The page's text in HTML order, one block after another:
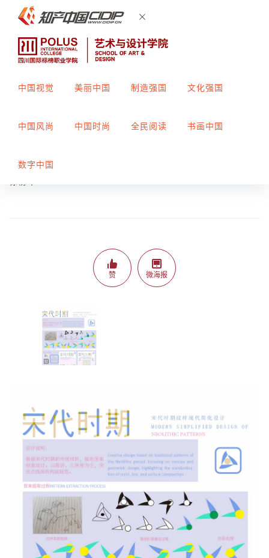
中国视觉 美丽中国 制造强国 文化强国
中国风尚 中国时尚 全民阅读 书画中国
数字中国
指导教师：
赞 微海报